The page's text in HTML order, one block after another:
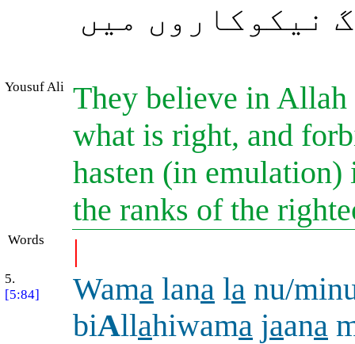
نیکوکاروں میں
Yousuf Ali They believe in
what is right, and
hasten (in
the ranks of the
Words |
5.
[5:84]
Wama lana la nu/
biAllahiwama jaana